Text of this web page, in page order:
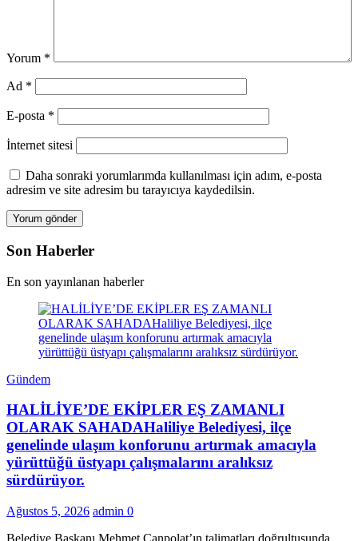
Yorum *
Ad *
E-posta *
İnternet sitesi
Daha sonraki yorumlarımda kullanılması için adım, e-posta
adresim ve site adresim bu tarayıcıya kaydedilsin.
Son Haberler
En son yayınlanan haberler
Gündem
HALİLİYE’DE EKİPLER EŞ ZAMANLI
OLARAK SAHADAHaliliye Belediyesi, ilçe
genelinde ulaşım konforunu artırmak amacıyla
yürüttüğü üstyapı çalışmalarını aralıksız
sürdürüyor.
Ağustos 5, 2026 admin 0
Belediye Başkanı Mehmet Canpolat’ın talimatları doğrultusunda